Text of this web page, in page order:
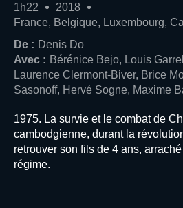
1h22
2018
France, Belgique, Luxembourg,
De : Denis Do
Avec : Bérénice Bejo, Louis
Laurence Clermont-Biver, Brice
Sasonoff, Hervé Sogne, Maxime
1975. La survie et le combat de
cambodgienne, durant la
retrouver son fils de 4 ans,
régime.